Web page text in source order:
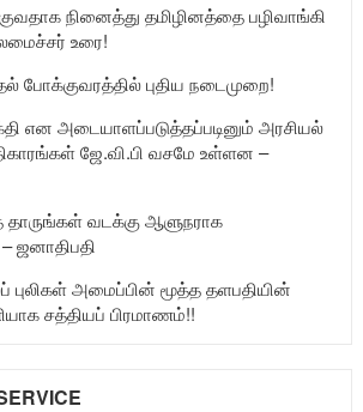
நினைத்து தமிழினத்தை பழிவாங்கி
உரை!
போக்குவரத்தில் புதிய நடைமுறை!
என அடையாளப்படுத்தப்படினும் அரசியல்
ஜே.வி.பி வசமே உள்ளன –
தாருங்கள் வடக்கு ஆளுநராக
ஜனாதிபதி
புலிகள் அமைப்பின் மூத்த தளபதியின்
சத்தியப் பிரமாணம்!!